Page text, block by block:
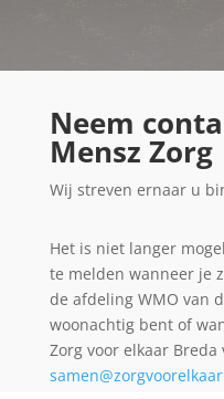
Neem
Mensz Zorg
Wij streven ernaar u
Het is niet langer
te melden wanneer je
de afdeling WMO van
woonachtig bent of
Zorg voor elkaar